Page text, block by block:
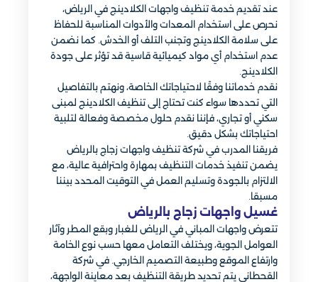
عند تقديم خدمة تنظيف واجهات الكلادينج في الرياض،
نحرص على استخدام المعدات والأدوات المناسبة للحفاظ
على سلامة الكلادينج وتجنب التلف أو الخدش. كما نضمن
عدم استخدام أي مواد كيميائية قاسية قد تؤثر على جودة
الكلادينج.
نقدم خدماتنا وفقًا لاحتياجاتك الخاصة، ونهتم بالتفاصيل
التي تحددها سواء كنت تحتاج إلى تنظيف الكلادينج لمبنى
سكني أو تجاري، فإننا نقدم حلول مخصصة وفعالة لتلبية
احتياجاتك بشكل دقيق.
فريقنا المدرب في شركة تنظيف واجهات زجاج بالرياض
يضمن تنفيذ خدمات التنظيف بمهارة واحترافية عالية، مع
الالتزام بالجودة وتسليم العمل في التوقيت المحدد بيننا
مسبقا.
غسيل واجهات زجاج بالرياض
تتعرض واجهات المباني في الرياض للغبار وبقع المطر وآثار
العوامل الجوية، ويختلف التعامل معها حسب نوع الخامة
وارتفاع الموقع وطبيعة التصميم الخارجي. في شركة
القحطاني يتم تحديد طريقة التنظيف بعد معاينة الواجهة،